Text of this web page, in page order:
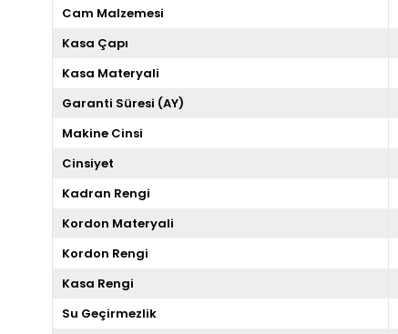
Cam Malzemesi
Kasa Çapı
Kasa Materyali
Garanti Süresi (AY)
Makine Cinsi
Cinsiyet
Kadran Rengi
Kordon Materyali
Kordon Rengi
Kasa Rengi
Su Geçirmezlik